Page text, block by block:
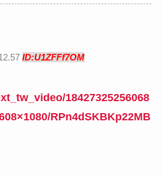
ID:U1ZFFf7OM
18427325256068
RPn4dSKBKp22MB